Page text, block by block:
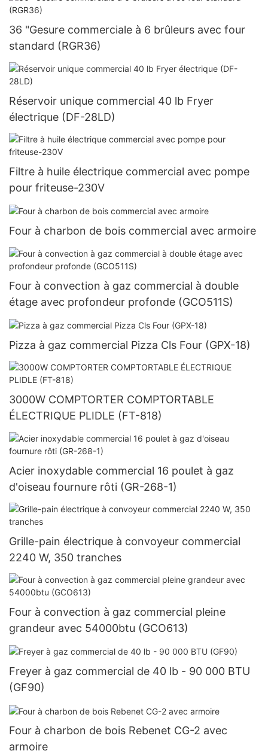
36 "Gesure commerciale à 6 brûleurs avec four
standard (RGR36)
Réservoir unique commercial 40 lb Fryer
électrique (DF-28LD)
Filtre à huile électrique commercial avec pompe
pour friteuse-230V
Four à charbon de bois commercial avec armoire
Four à convection à gaz commercial à double
étage avec profondeur profonde (GCO511S)
Pizza à gaz commercial Pizza Cls Four (GPX-18)
3000W COMPTORTER COMPTORTABLE
ÉLECTRIQUE PLIDLE (FT-818)
Acier inoxydable commercial 16 poulet à gaz
d'oiseau fournure rôti (GR-268-1)
Grille-pain électrique à convoyeur commercial
2240 W, 350 tranches
Four à convection à gaz commercial pleine
grandeur avec 54000btu (GCO613)
Freyer à gaz commercial de 40 lb - 90 000 BTU
(GF90)
Four à charbon de bois Rebenet CG-2 avec
armoire